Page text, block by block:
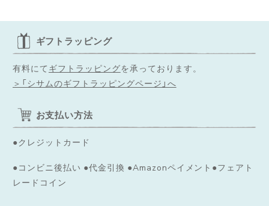
ギフトラッピング
有料にて ギフトラッピングを承っております。
＞「シサムのギフトラッピングページ」へ
お支払い方法
●クレジットカード
●コンビニ後払い ●代金引換 ●Amazonペイメント●フェアト
レードコイン